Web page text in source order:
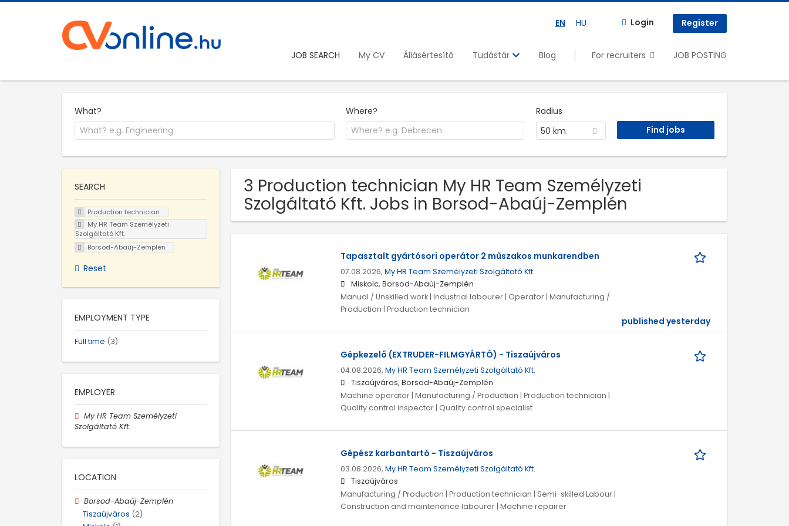
EN HU Login Register
JOB SEARCH My CV Állásértesítő Tudástár Blog For recruiters JOB POSTING
What? Where?
Radius
50 km
3 Production technician My HR Team Személyzeti
Szolgáltató Kft. Jobs in Borsod-Abaúj-Zemplén
Tapasztalt gyártósori operátor 2 műszakos munkarendben
07.08.2026, My HR Team Személyzeti Szolgáltató Kft.
Miskolc, Borsod-Abaúj-Zemplén
Manual / Unskilled work | Industrial labourer | Operator | Manufacturing /
Production | Production technician
published yesterday
Gépkezelő (EXTRUDER-FILMGYÁRTÓ) - Tiszaújváros
04.08.2026, My HR Team Személyzeti Szolgáltató Kft.
Tiszaújváros, Borsod-Abaúj-Zemplén
Machine operator | Manufacturing / Production | Production technician |
Quality control inspector | Quality control specialist
Gépész karbantartó - Tiszaújváros
03.08.2026, My HR Team Személyzeti Szolgáltató Kft.
Tiszaújváros
Manufacturing / Production | Production technician | Semi-skilled Labour |
Construction and maintenance labourer | Machine repairer
SEARCH
Production technician
My HR Team Személyzeti
Szolgáltató Kft.
Borsod-Abaúj-Zemplén
Reset
EMPLOYMENT TYPE
Full time (3)
EMPLOYER
My HR Team Személyzeti
Szolgáltató Kft.
LOCATION
Borsod-Abaúj-Zemplén
Tiszaújváros (2)